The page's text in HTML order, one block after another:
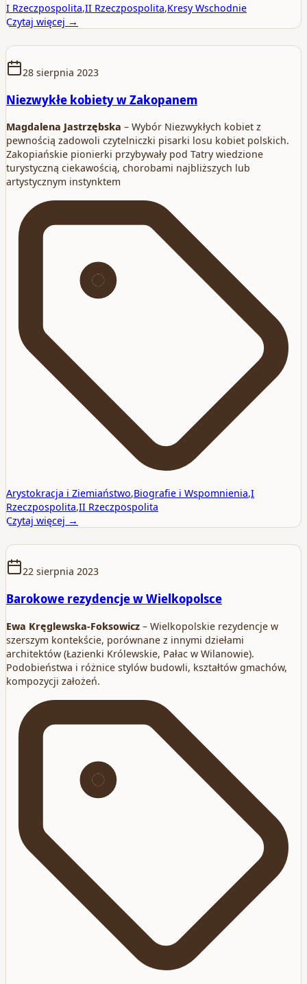
I Rzeczpospolita,II Rzeczpospolita,Kresy Wschodnie
Czytaj więcej →
28 sierpnia 2023
Niezwykłe kobiety w Zakopanem
Magdalena Jastrzębska – Wybór Niezwykłych kobiet z
pewnością zadowoli czytelniczki pisarki losu kobiet polskich.
Zakopiańskie pionierki przybywały pod Tatry wiedzione
turystyczną ciekawością, chorobami najbliższych lub
artystycznym instynktem
Arystokracja i Ziemiaństwo,Biografie i Wspomnienia,I
Rzeczpospolita,II Rzeczpospolita
Czytaj więcej →
22 sierpnia 2023
Barokowe rezydencje w Wielkopolsce
Ewa Kręglewska-Foksowicz – Wielkopolskie rezydencje w
szerszym kontekście, porównane z innymi dziełami
architektów (Łazienki Królewskie, Pałac w Wilanowie).
Podobieństwa i różnice stylów budowli, kształtów gmachów,
kompozycji założeń.